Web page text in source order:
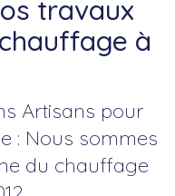
travaux
à
Artisans pour
: Nous sommes
du chauffage